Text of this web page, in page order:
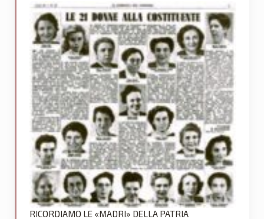
RICORDIAMO LE «MADRI» DELLA PATRIA